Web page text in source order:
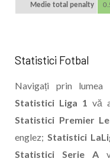
Medie total penalty
Statistici Fotbal
Navigați prin
Statistici Liga 1 vă
Statistici Premier
englez; Statistici
Statistici Serie A